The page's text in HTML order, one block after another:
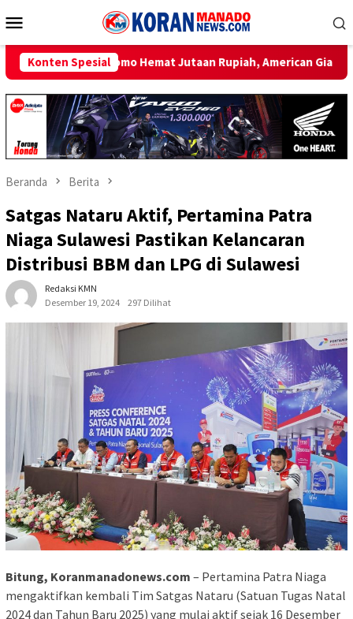
ke
Mobile
Konten Spesial
Jutaan Rupiah, American Giant Mattress Manado Resmi
Beranda Berita
Satgas Nataru Aktif, Pertamina Patra
Niaga Sulawesi Pastikan Kelancaran
Distribusi BBM dan LPG di Sulawesi
Redaksi KMN
Desember 19, 2024
297 Dilihat
Bitung, Koranmanadonews.com – Pertamina Patra Niaga
mengaktifkan kembali Tim Satgas Nataru (Satuan Tugas Natal
2024 dan Tahun Baru 2025) yang mulai aktif sejak 16 Desember